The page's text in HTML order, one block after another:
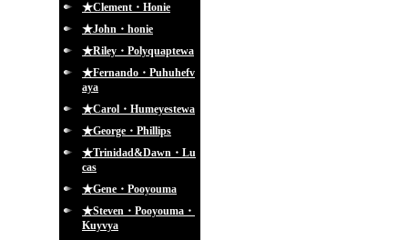
★Clement・Honie
★John・honie
★Riley・Polyquaptewa
★Fernando・Puhuhefv
aya
★Carol・Humeyestewa
★George・Phillips
★Trinidad&Dawn・Lu
cas
★Gene・Pooyouma
★Steven・Pooyouma・
Kuyvya